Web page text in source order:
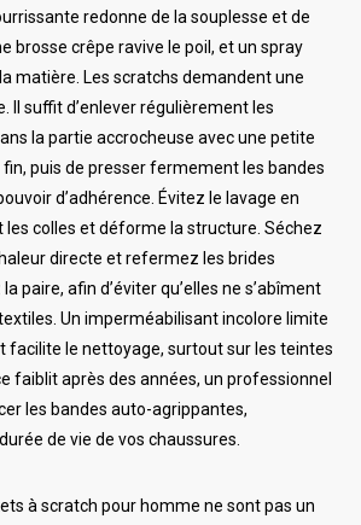
redonne de la souplesse et de
brosse crêpe ravive le poil, et un spray
matière. Les scratchs demandent une
Il suffit d’enlever régulièrement les
la partie accrocheuse avec une petite
fin, puis de presser fermement les bandes
d’adhérence. Évitez le lavage en
colles et déforme la structure. Séchez
directe et refermez les brides
paire, afin d’éviter qu’elles ne s’abîment
Un imperméabilisant incolore limite
facilite le nettoyage, surtout sur les teintes
faiblit après des années, un professionnel
les bandes auto-agrippantes,
de vie de vos chaussures.
à scratch pour homme ne sont pas un